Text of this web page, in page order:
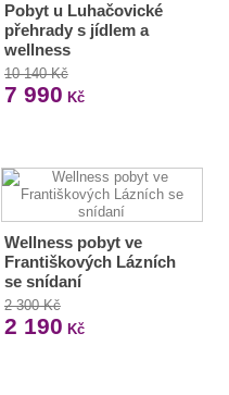
Pobyt u Luhačovické
přehrady s jídlem a
wellness
10 140 Kč
7 990 Kč
Wellness pobyt ve
Františkových Lázních
se snídaní
2 300 Kč
2 190 Kč